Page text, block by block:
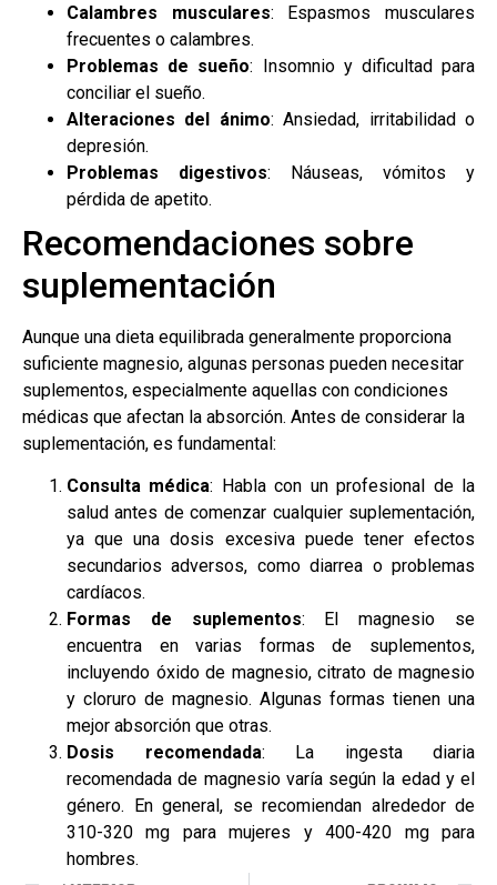
Calambres musculares: Espasmos musculares
frecuentes o calambres.
Problemas de sueño: Insomnio y dificultad para
conciliar el sueño.
Alteraciones del ánimo: Ansiedad, irritabilidad o
depresión.
Problemas digestivos: Náuseas, vómitos y
pérdida de apetito.
Recomendaciones sobre
suplementación
Aunque una dieta equilibrada generalmente proporciona
suficiente magnesio, algunas personas pueden necesitar
suplementos, especialmente aquellas con condiciones
médicas que afectan la absorción. Antes de considerar la
suplementación, es fundamental:
Consulta médica: Habla con un profesional de la
salud antes de comenzar cualquier suplementación,
ya que una dosis excesiva puede tener efectos
secundarios adversos, como diarrea o problemas
cardíacos.
Formas de suplementos: El magnesio se
encuentra en varias formas de suplementos,
incluyendo óxido de magnesio, citrato de magnesio
y cloruro de magnesio. Algunas formas tienen una
mejor absorción que otras.
Dosis recomendada: La ingesta diaria
recomendada de magnesio varía según la edad y el
género. En general, se recomiendan alrededor de
310-320 mg para mujeres y 400-420 mg para
hombres.